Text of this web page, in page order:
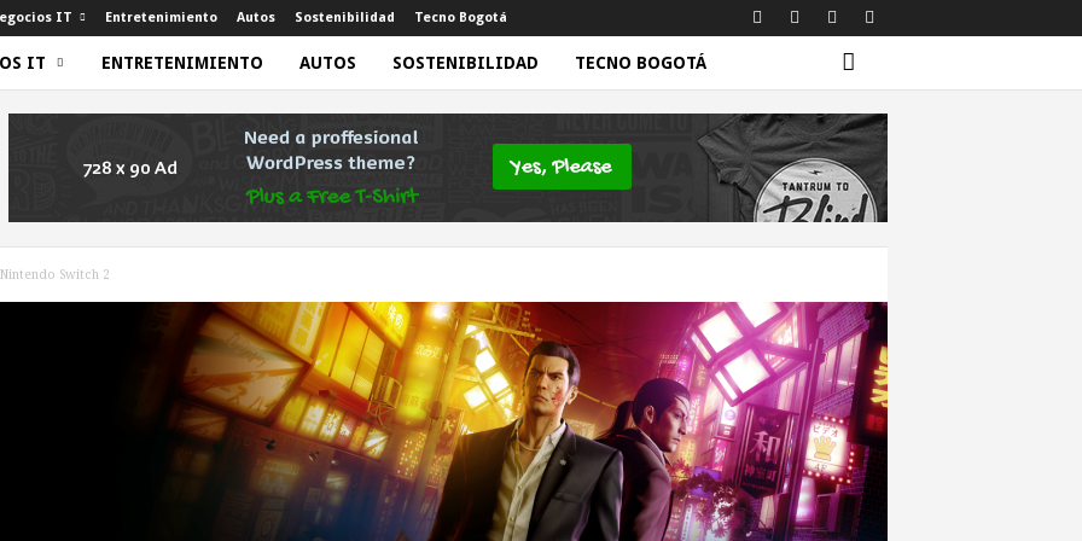
IT Entretenimiento Autos Sostenibilidad Tecno Bogotá
IT ENTRETENIMIENTO AUTOS SOSTENIBILIDAD TECNO BOGOTÁ
Nintendo Switch 2